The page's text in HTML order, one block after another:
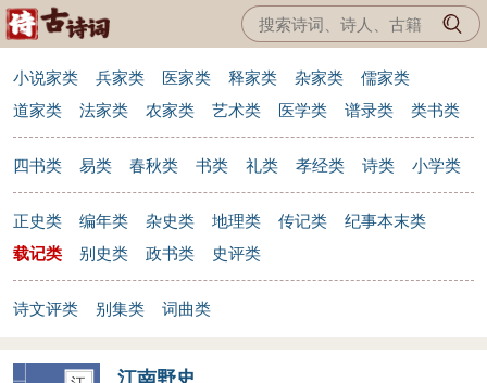
小说家类 兵家类 医家类 释家类 杂家类
儒家类
道家类
法家类 农家类 艺术类 医学类 谱录类 类书类
四书类 易类 春秋类 书类 礼类 孝经类 诗类 小学类
正史类 编年类 杂史类 地理类 传记类 纪事本末类
载记类 别史类 政书类 史评类
诗文评类 别集类 词曲类